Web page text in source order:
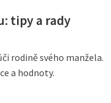
tipy a rady
rodině svého manžela.
a hodnoty.